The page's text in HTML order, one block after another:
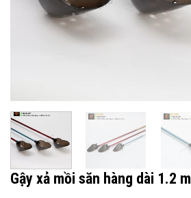
Gậy xả mồi săn hàng dài 1.2 m